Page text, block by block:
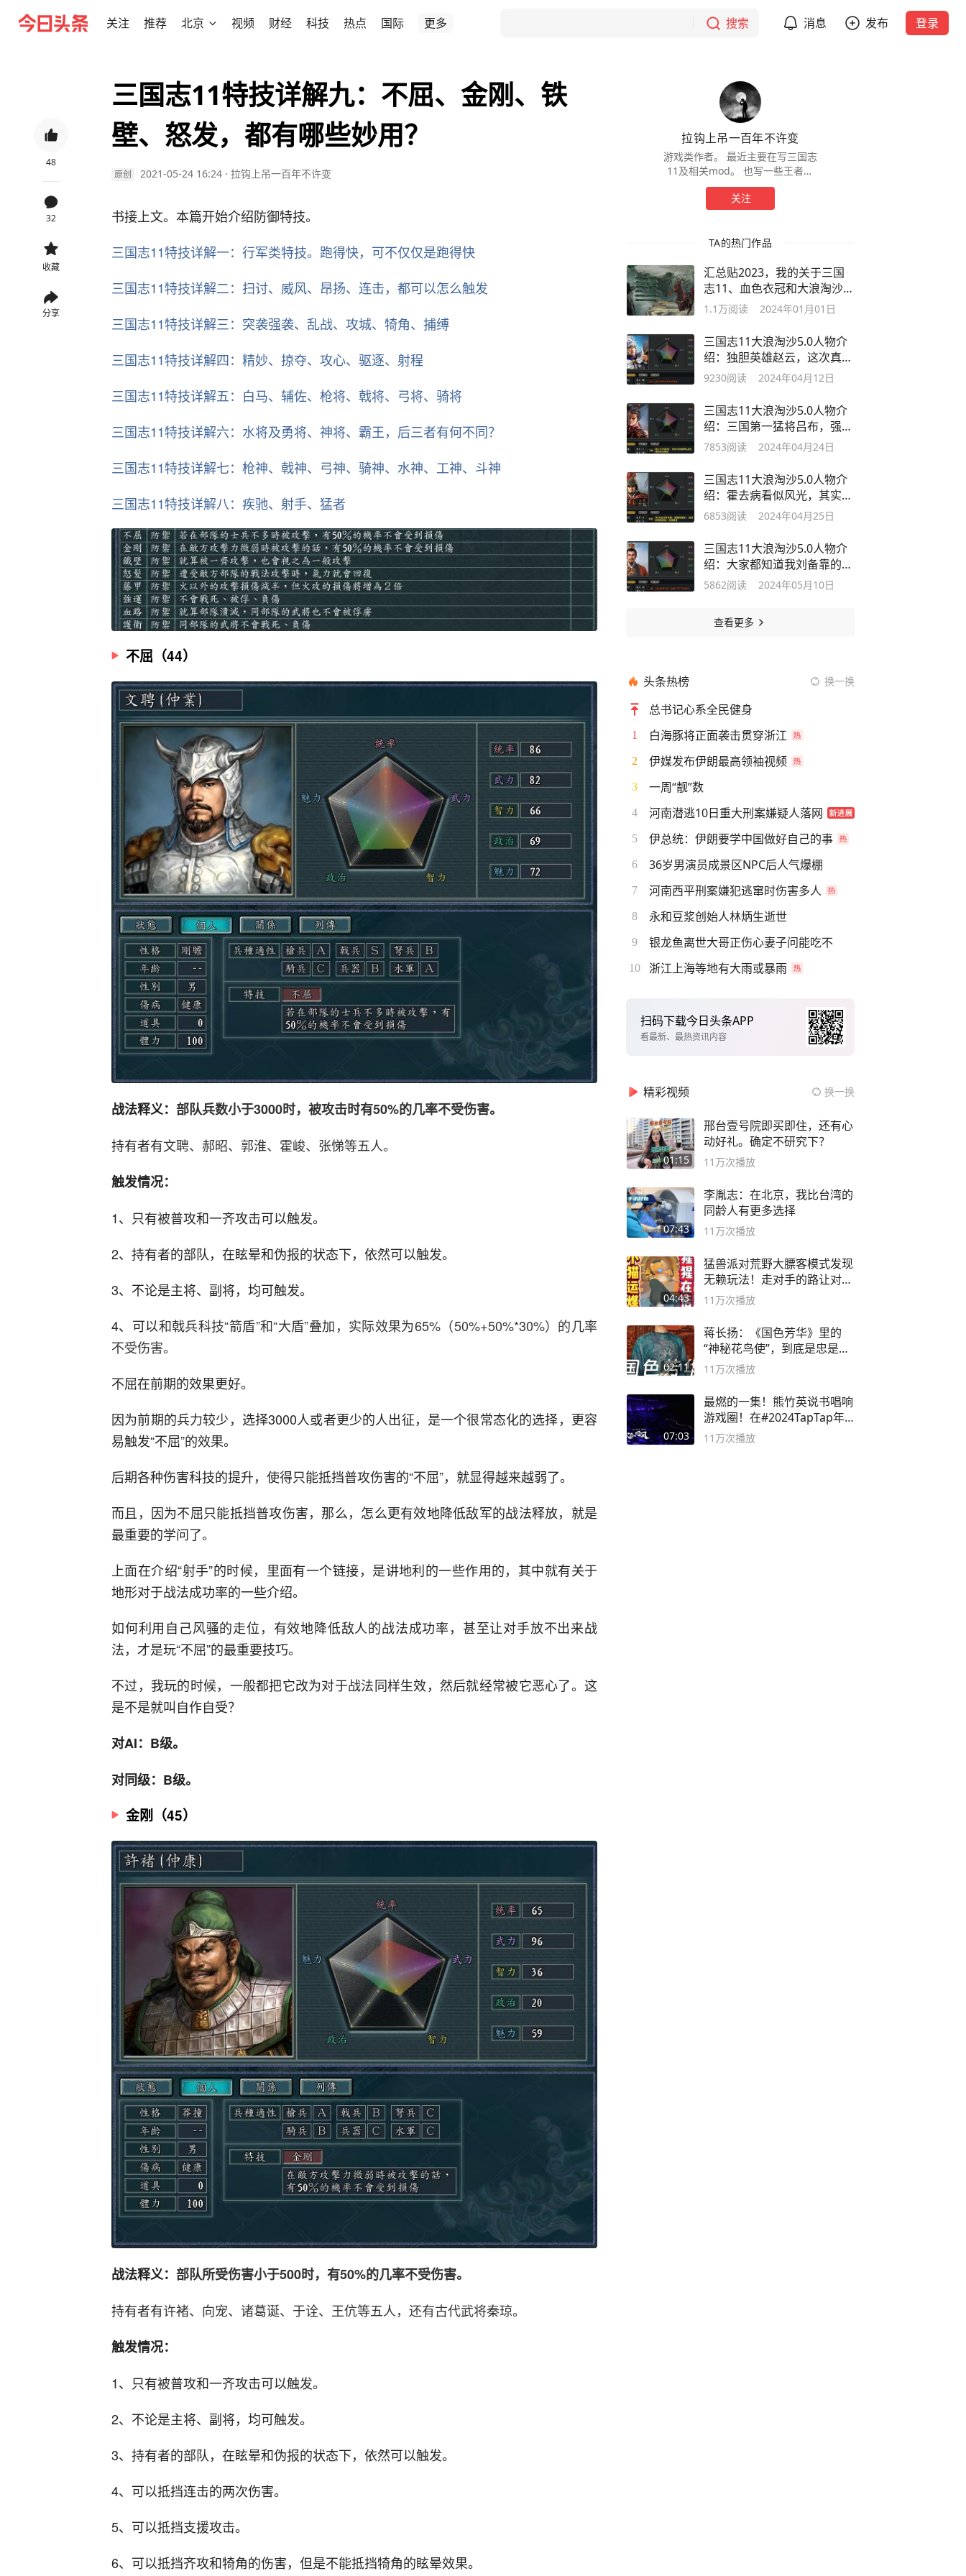
关注 推荐 北京 视频 财经 科技 热点 国际 更多 搜索 消息 发布 登录
48
32
收藏
分享
三国志11特技详解九：不屈、金刚、铁
壁、怒发，都有哪些妙用？
原创 2021-05-24 16:24 · 拉钩上吊一百年不许变
书接上文。本篇开始介绍防御特技。
三国志11特技详解一：行军类特技。跑得快，可不仅仅是跑得快
三国志11特技详解二：扫讨、威风、昂扬、连击，都可以怎么触发
三国志11特技详解三：突袭强袭、乱战、攻城、犄角、捕缚
三国志11特技详解四：精妙、掠夺、攻心、驱逐、射程
三国志11特技详解五：白马、辅佐、枪将、戟将、弓将、骑将
三国志11特技详解六：水将及勇将、神将、霸王，后三者有何不同？
三国志11特技详解七：枪神、戟神、弓神、骑神、水神、工神、斗神
三国志11特技详解八：疾驰、射手、猛者
不屈（44）
战法释义： 部队兵数小于3000时，被攻击时有50%的几率不受伤害。
持有者有文聘、郝昭、郭淮、霍峻、张悌等五人。
触发情况：
1、只有被普攻和一齐攻击可以触发。
2、持有者的部队，在眩晕和伪报的状态下，依然可以触发。
3、不论是主将、副将，均可触发。
4、可以和戟兵科技“箭盾”和“大盾”叠加，实际效果为65%（50%+50%*30%）的几率
不受伤害。
不屈在前期的效果更好。
因为前期的兵力较少，选择3000人或者更少的人出征，是一个很常态化的选择，更容
易触发“不屈”的效果。
后期各种伤害科技的提升，使得只能抵挡普攻伤害的“不屈”，就显得越来越弱了。
而且，因为不屈只能抵挡普攻伤害，那么，怎么更有效地降低敌军的战法释放，就是
最重要的学问了。
上面在介绍“射手”的时候，里面有一个链接，是讲地利的一些作用的，其中就有关于
地形对于战法成功率的一些介绍。
如何利用自己风骚的走位，有效地降低敌人的战法成功率，甚至让对手放不出来战
法，才是玩“不屈”的最重要技巧。
不过，我玩的时候，一般都把它改为对于战法同样生效，然后就经常被它恶心了。这
是不是就叫自作自受？
对AI：B级。
对同级：B级。
金刚（45）
战法释义： 部队所受伤害小于500时，有50%的几率不受伤害。
持有者有许褚、向宠、诸葛诞、于诠、王伉等五人，还有古代武将秦琼。
触发情况：
1、只有被普攻和一齐攻击可以触发。
2、不论是主将、副将，均可触发。
3、持有者的部队，在眩晕和伪报的状态下，依然可以触发。
4、可以抵挡连击的两次伤害。
5、可以抵挡支援攻击。
6、可以抵挡齐攻和犄角的伤害，但是不能抵挡犄角的眩晕效果。
拉钩上吊一百年不许变
游戏类作者。 最近主要在写三国志
11及相关mod。 也写一些王者荣
耀。 用心写内容，莫问前程。
关注
TA的热门作品
汇总贴2023，我的关于三国
志11、血色衣冠和大浪淘沙所
有文章链接
1.1万阅读 2024年01月01日
三国志11大浪淘沙5.0人物介
绍：独胆英雄赵云，这次真就
一个人了
9230阅读 2024年04月12日
三国志11大浪淘沙5.0人物介
绍：三国第一猛将吕布，强到
令人发指
7853阅读 2024年04月24日
三国志11大浪淘沙5.0人物介
绍：霍去病看似风光，其实定
位很尴尬
6853阅读 2024年04月25日
三国志11大浪淘沙5.0人物介
绍：大家都知道我刘备靠的是
以德服人
5862阅读 2024年05月10日
查看更多
头条热榜 换一换
总书记心系全民健身
1 白海豚将正面袭击贯穿浙江
2 伊媒发布伊朗最高领袖视频
3 一周“靓”数
4 河南潜逃10日重大刑案嫌疑人落网
5 伊总统：伊朗要学中国做好自己的事
6 36岁男演员成景区NPC后人气爆棚
7 河南西平刑案嫌犯逃窜时伤害多人
8 永和豆浆创始人林炳生逝世
9 银龙鱼离世大哥正伤心妻子问能吃不
10 浙江上海等地有大雨或暴雨
扫码下载今日头条APP
看最新、最热资讯内容
精彩视频 换一换
01:15
邢台壹号院即买即住，还有心
动好礼。确定不研究下？
11万次播放
07:43
李胤志：在北京，我比台湾的
同龄人有更多选择
11万次播放
04:43
猛兽派对荒野大膘客模式发现
无赖玩法！走对手的路让对手
无路可走
11万次播放
02:11
蒋长扬：《国色芳华》里的
“神秘花鸟使”，到底是忠是
奸？
11万次播放
07:03
最燃的一集！熊竹英说书唱响
游戏圈！在#2024TapTap年
度游戏大赏
11万次播放